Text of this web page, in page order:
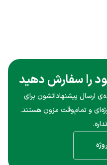
را سفارش دهید
ارسال پیشنهاداتشون برای
و تمام‌وقت مزون هستند.